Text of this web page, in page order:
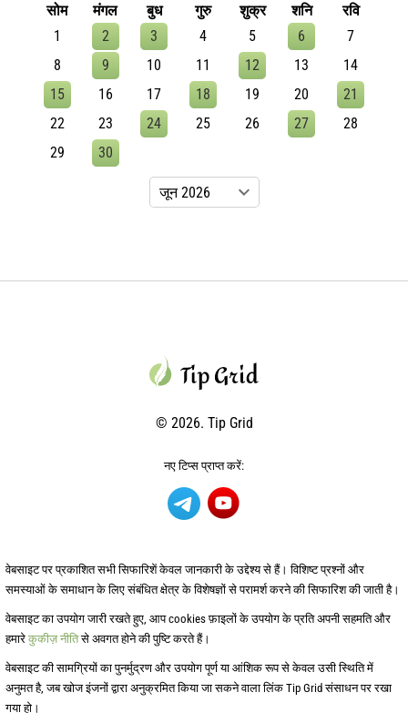
सोम
मंगल बुध गुरु शुक्र शनि
रवि
1
2 3 4 5 6
7
8
9 10 11 12 13
14
15
16 17 18 19 20
21
22
23 24 25 26 27
28
29
30
© 2026. Tip Grid
नए टिप्स प्राप्त करें:
वेबसाइट पर प्रकाशित सभी सिफारिशें केवल जानकारी के उद्देश्य से हैं। विशिष्ट प्रश्नों और
समस्याओं के समाधान के लिए संबंधित क्षेत्र के विशेषज्ञों से परामर्श करने की सिफारिश की जाती है।
वेबसाइट का उपयोग जारी रखते हुए, आप cookies फ़ाइलों के उपयोग के प्रति अपनी सहमति और
हमारे कुकीज़ नीतिसे अवगत होने की पुष्टि करते हैं।
वेबसाइट की सामग्रियों का पुनर्मुद्रण और उपयोग पूर्ण या आंशिक रूप से केवल उसी स्थिति में
अनुमत है, जब खोज इंजनों द्वारा अनुक्रमित किया जा सकने वाला लिंक Tip Grid संसाधन पर रखा
गया हो।